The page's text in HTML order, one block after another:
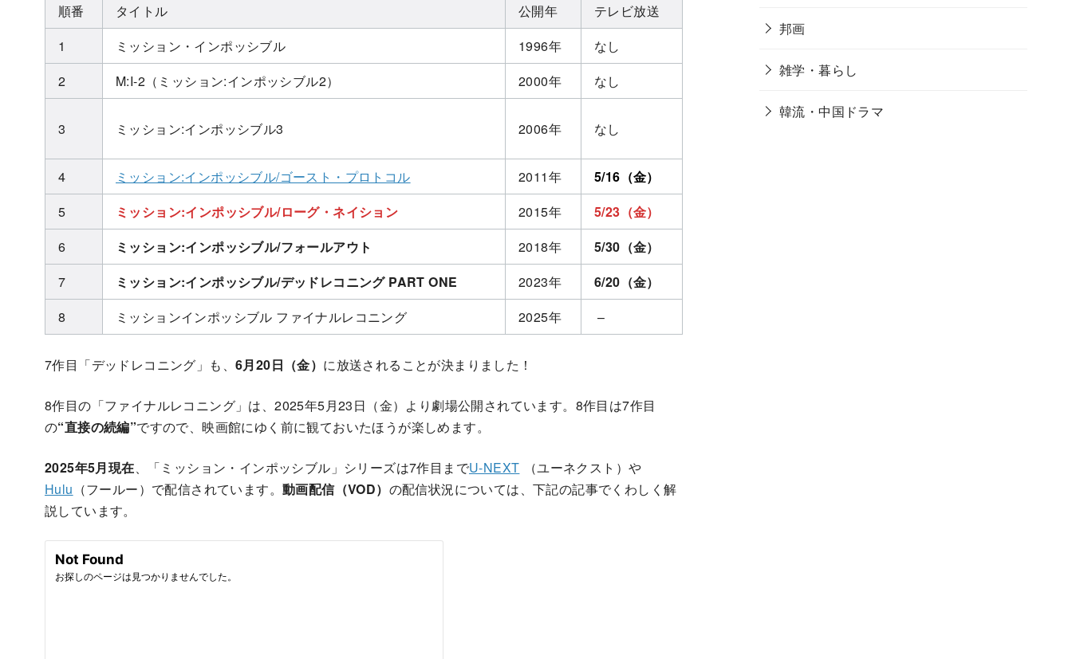
順番 タイトル 公開年
テレビ放送
1
ミッション・インポッシブル 1996年
なし
2
M:I-2（ミッション:インポッシブル2） 2000年 なし
3 ミッション:インポッシブル3 2006年 なし
4 ミッション:インポッシブル/ゴースト・プロトコル 2011年
5/16（金）
5
ミッション:インポッシブル/ローグ・ネイション 2015年
5/23（金）
6
ミッション:インポッシブル/フォールアウト 2018年
5/30（金）
7
ミッション:インポッシブル/デッドレコニング PART ONE 2023年
6/20（金）
8
ミッションインポッシブル ファイナルレコニング 2025年 –
7作目「デッドレコニング」も、 6月20日（金） に放送されることが決まりました！
8作目の「ファイナルレコニング」は、2025年5月23日（金）より劇場公開されています。8作目は7作目
の“直接の続編”ですので、映画館にゆく前に観ておいたほうが楽しめます。
2025年5月現在、「ミッション・インポッシブル」シリーズは7作目までU-NEXT
（ユーネクスト）や
Hulu （フールー）で配信されています。動画配信（VOD） の配信状況については、下記の記事でくわしく解
説しています。
邦画
雑学・暮らし
韓流・中国ドラマ